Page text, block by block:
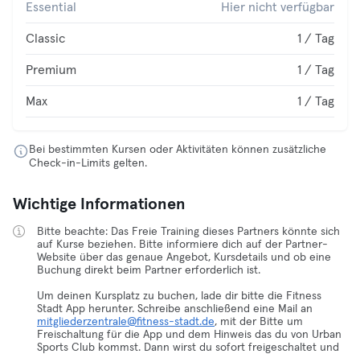
Essential Hier nicht verfügbar
Classic 1 / Tag
Premium 1 / Tag
Max 1 / Tag
Bei bestimmten Kursen oder Aktivitäten können zusätzliche
Check-in-Limits gelten.
Wichtige Informationen
Bitte beachte: Das Freie Training dieses Partners könnte sich
auf Kurse beziehen. Bitte informiere dich auf der Partner-
Website über das genaue Angebot, Kursdetails und ob eine
Buchung direkt beim Partner erforderlich ist.
Um deinen Kursplatz zu buchen, lade dir bitte die Fitness
Stadt App herunter. Schreibe anschließend eine Mail an
mitgliederzentrale@fitness-stadt.de, mit der Bitte um
Freischaltung für die App und dem Hinweis das du von Urban
Sports Club kommst. Dann wirst du sofort freigeschaltet und